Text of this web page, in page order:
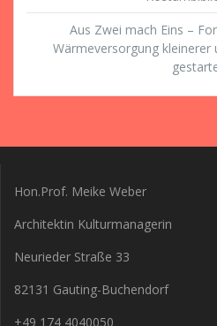
Aus Zwei mach Eins –
Wärmeversorgung kleinerer
Hon.Prof. Meike Weber
Architektin Kulturmanagerin
Neurieder Straße 33
82131 Gauting-Buchendorf
+49 174 4040050